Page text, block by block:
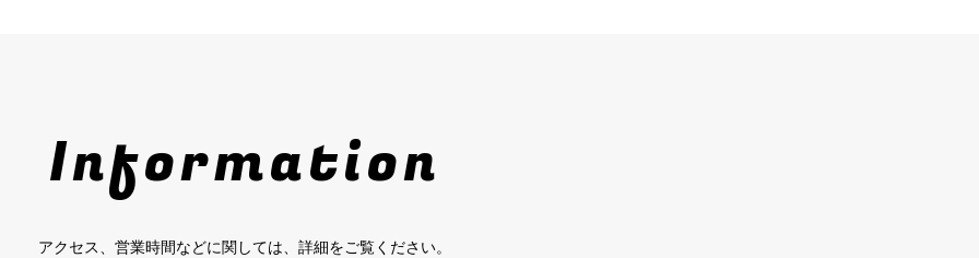
Information
アクセス、営業時間などに関しては、詳細をご覧ください。